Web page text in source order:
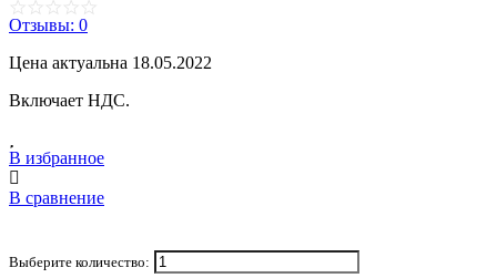
Отзывы: 0
Цена актуальна 18.05.2022
Включает НДС.
В избранное
В сравнение
Выберите количество: